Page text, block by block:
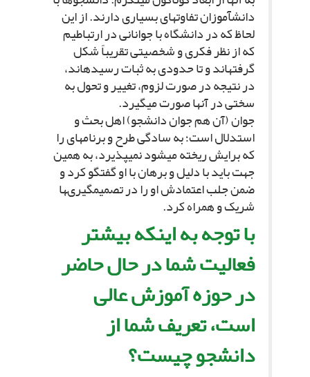
دانش‏آموزان تفاوت‏هاى بسیارى دارند. از این
لحاظ که در دانشگاه با جوانانى در ارتباطیم
که از نظر فکرى و شخصیتى تقریباً شکل
گرفته‏اند و تا حدودى به ثبات رسیده‏اند،
در نتیجه در صورت لزوم، تغییر و تحول به
سختى در آنها صورت مى‏گیرد.
جوان (آن هم جوان دانشجو) اهل بحث و
استدلال است؛ به سادگى طرح و برنامه‏اى را
که برایش ریخته مى‏شود نمى‏پذیرد، به همین
جهت باید با دلیل و برهان با او گفتگو کرد و
ضمن جلب اعتمادش او را در تصمیم‏گیرى‏ها
شریک و همراه کرد.
با توجه به اینکه بیشتر
فعالیت شما در حال حاضر
در حوزه آموزش عالى
است، تعریف شما از
دانشجو چیست؟